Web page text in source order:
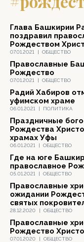
07.01.2021 | ОБЩЕСТВО
Глава Башкирии
поздравил
Рождеством
07.01.2021 | ОБЩЕСТВО
Православные
Рождество
06.01.2021 | ПОЛИТИКА
Радий Хабиров
уфимском храме
06.01.2021 | ОБЩЕСТВО
Праздничные
Рождества
храмах Уфы
05.01.2021 | ОБЩЕСТВО
Где на юге
православное
28.12.2020 | ОБЩЕСТВО
Православные
ожидании
святых
07.01.2020 | ОБЩЕСТВО
Православные
Рождество